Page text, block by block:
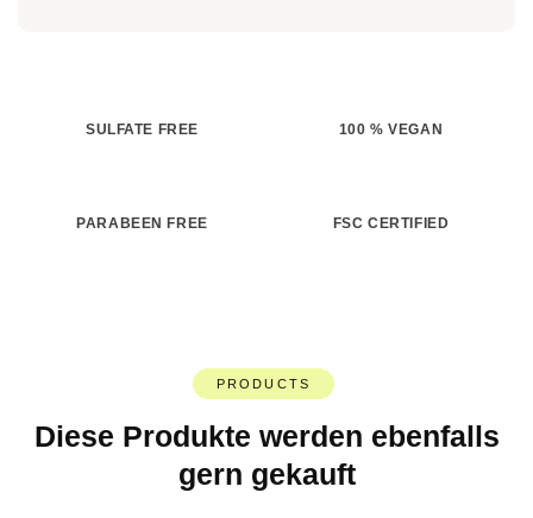
SULFATE FREE 100 % VEGAN
PARABEEN FREE FSC CERTIFIED
PRODUCTS
Diese Produkte werden ebenfalls
gern gekauft